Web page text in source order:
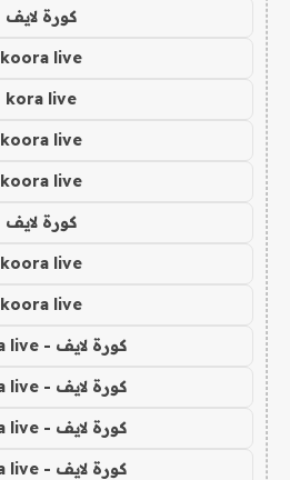
كورة لايف
koora live
kora live
koora live
koora live
كورة لايف
koora live
koora live
كورة لايف - koora live
كورة لايف - koora live
كورة لايف - koora live
كورة لايف - koora live